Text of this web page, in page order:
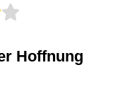
Hoffnung